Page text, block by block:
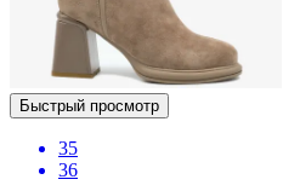
Быстрый просмотр
35
36